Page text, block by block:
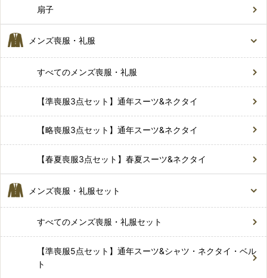
扇子
メンズ喪服・礼服
すべてのメンズ喪服・礼服
【準喪服3点セット】通年スーツ&ネクタイ
【略喪服3点セット】通年スーツ&ネクタイ
【春夏喪服3点セット】春夏スーツ&ネクタイ
メンズ喪服・礼服セット
すべてのメンズ喪服・礼服セット
【準喪服5点セット】通年スーツ&シャツ・ネクタイ・ベル
ト